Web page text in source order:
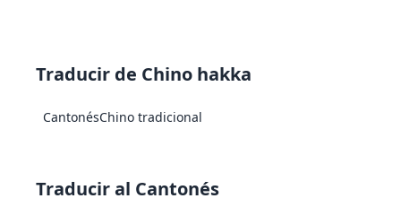
Traducir de Chino hakka
CantonésChino tradicional
Traducir al Cantonés